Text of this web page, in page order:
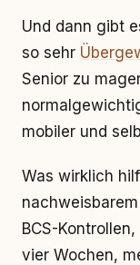
Und dann gibt
so sehr
Senior zu
mobiler und
Was wirklich
BCS-
vier Wochen,